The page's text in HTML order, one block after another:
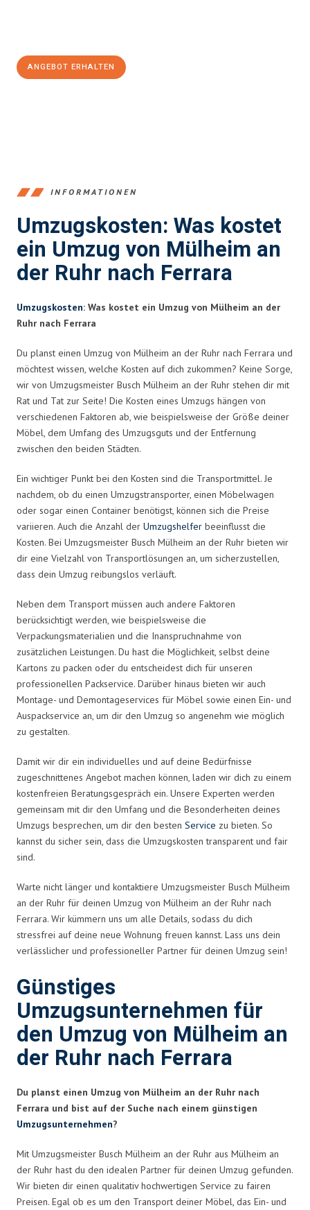
ANGEBOT ERHALTEN
INFORMATIONEN
Umzugskosten: Was kostet
ein Umzug von Mülheim an
der Ruhr nach Ferrara
Umzugskosten: Was kostet ein Umzug von Mülheim an der
Ruhr nach Ferrara
Du planst einen Umzug von Mülheim an der Ruhr nach Ferrara und
möchtest wissen, welche Kosten auf dich zukommen? Keine Sorge,
wir von Umzugsmeister Busch Mülheim an der Ruhr stehen dir mit
Rat und Tat zur Seite! Die Kosten eines Umzugs hängen von
verschiedenen Faktoren ab, wie beispielsweise der Größe deiner
Möbel, dem Umfang des Umzugsguts und der Entfernung
zwischen den beiden Städten.
Ein wichtiger Punkt bei den Kosten sind die Transportmittel. Je
nachdem, ob du einen Umzugstransporter, einen Möbelwagen
oder sogar einen Container benötigst, können sich die Preise
variieren. Auch die Anzahl der Umzugshelfer beeinflusst die
Kosten. Bei Umzugsmeister Busch Mülheim an der Ruhr bieten wir
dir eine Vielzahl von Transportlösungen an, um sicherzustellen,
dass dein Umzug reibungslos verläuft.
Neben dem Transport müssen auch andere Faktoren
berücksichtigt werden, wie beispielsweise die
Verpackungsmaterialien und die Inanspruchnahme von
zusätzlichen Leistungen. Du hast die Möglichkeit, selbst deine
Kartons zu packen oder du entscheidest dich für unseren
professionellen Packservice. Darüber hinaus bieten wir auch
Montage- und Demontageservices für Möbel sowie einen Ein- und
Auspackservice an, um dir den Umzug so angenehm wie möglich
zu gestalten.
Damit wir dir ein individuelles und auf deine Bedürfnisse
zugeschnittenes Angebot machen können, laden wir dich zu einem
kostenfreien Beratungsgespräch ein. Unsere Experten werden
gemeinsam mit dir den Umfang und die Besonderheiten deines
Umzugs besprechen, um dir den besten Service zu bieten. So
kannst du sicher sein, dass die Umzugskosten transparent und fair
sind.
Warte nicht länger und kontaktiere Umzugsmeister Busch Mülheim
an der Ruhr für deinen Umzug von Mülheim an der Ruhr nach
Ferrara. Wir kümmern uns um alle Details, sodass du dich
stressfrei auf deine neue Wohnung freuen kannst. Lass uns dein
verlässlicher und professioneller Partner für deinen Umzug sein!
Günstiges
Umzugsunternehmen für
den Umzug von Mülheim an
der Ruhr nach Ferrara
Du planst einen Umzug von Mülheim an der Ruhr nach
Ferrara und bist auf der Suche nach einem günstigen
Umzugsunternehmen?
Mit Umzugsmeister Busch Mülheim an der Ruhr aus Mülheim an
der Ruhr hast du den idealen Partner für deinen Umzug gefunden.
Wir bieten dir einen qualitativ hochwertigen Service zu fairen
Preisen. Egal ob es um den Transport deiner Möbel, das Ein- und